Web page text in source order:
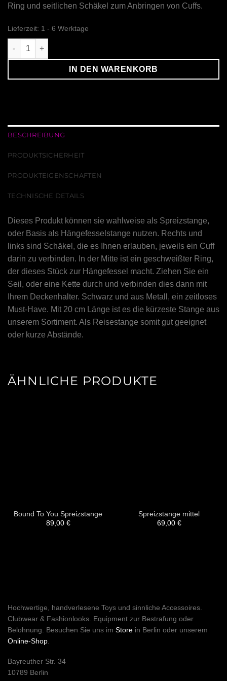
Ring und seitlichen Schäkel zum Anbringen von Cuffs.
Lieferzeit: 1 - 6 Werktage
Spreizstange kurz Menge
IN DEN WARENKORB
BESCHREIBUNG
PRODUKTSICHERHEIT
PRODUKTEIGENSCHAFTEN
TECHNISCHE DETAILS
Dieses Produkt können sie wahlweise als Spreizstange,
oder Basis als Hängefesselstange nutzen. Rechts und
links sind Schäkel, die es Ihnen erlauben, jeweils ein Cuff
darin zu verbinden. In der Mitte ist ein geschweißter Ring,
der dieses Stück zur Hängefessel macht. Ziehen Sie ein
Seil, oder eine Kette durch und verbinden dies dann mit
Ihrem Deckenhalter. Schwarz und aus Metall, ein zeitloses
Must-Have. Mit 20 cm Länge ist es die kürzeste Stange aus
unserem Sortiment. Als Reisestange somit gut geeignet
oder kurze Abstände.
ÄHNLICHE PRODUKTE
Bound To You Spreizstange
89,00 €
Spreizstange mittel
69,00 €
Hochwertige, handverlesene Toys und sinnliche Accessoires.
Clubwear & Fashionlooks. Equipment zur Bestrafung oder
Belohnung. Besuchen Sie uns im Store in Berlin oder unserem
Online-Shop.
Bayreuther Str. 34
10789 Berlin